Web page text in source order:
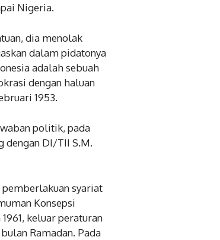
Nigeria.
dia menolak
dalam pidatonya
adalah sebuah
dengan haluan
1953.
politik, pada
dengan DI/TII S.M.
pemberlakuan syariat
Konsepsi
keluar peraturan
Ramadan. Pada